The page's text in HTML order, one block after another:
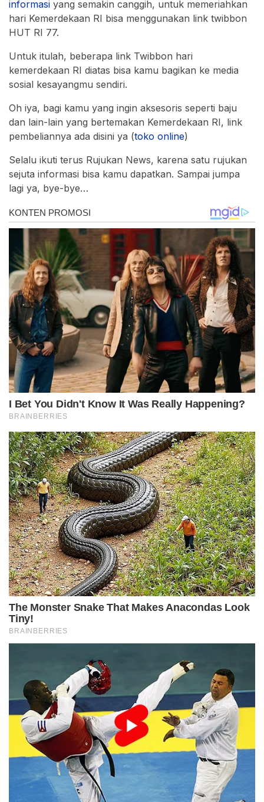
informasi yang semakin canggih, untuk memeriahkan
hari Kemerdekaan RI bisa menggunakan link twibbon
HUT RI 77.
Untuk itulah, beberapa link Twibbon hari
kemerdekaan RI diatas bisa kamu bagikan ke media
sosial kesayangmu sendiri.
Oh iya, bagi kamu yang ingin aksesoris seperti baju
dan lain-lain yang bertemakan Kemerdekaan RI, link
pembeliannya ada disini ya (toko online)
Selalu ikuti terus Rujukan News, karena satu rujukan
sejuta informasi bisa kamu dapatkan. Sampai jumpa
lagi ya, bye-bye…